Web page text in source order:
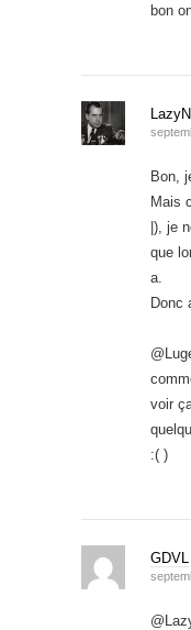
bon
Bon,
Mais
|), je
que
a.
Donc
voir
:( )
GDVL